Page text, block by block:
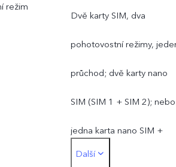
dostupnosti sítě
podpoře infrastruktury a
verzi softwaru mobilního
telefonu.
režim
Dvě karty SIM, dva
pohotovostní režimy,
průchod; dvě karty nano
SIM (SIM 1 + SIM 2); nebo
jedna karta nano SIM +
eSIM
Další